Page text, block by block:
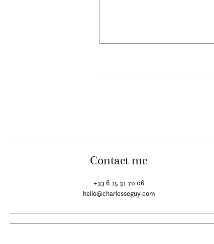
Contact me
+33 6 15 31 70 06
hello@charlesseguy.com